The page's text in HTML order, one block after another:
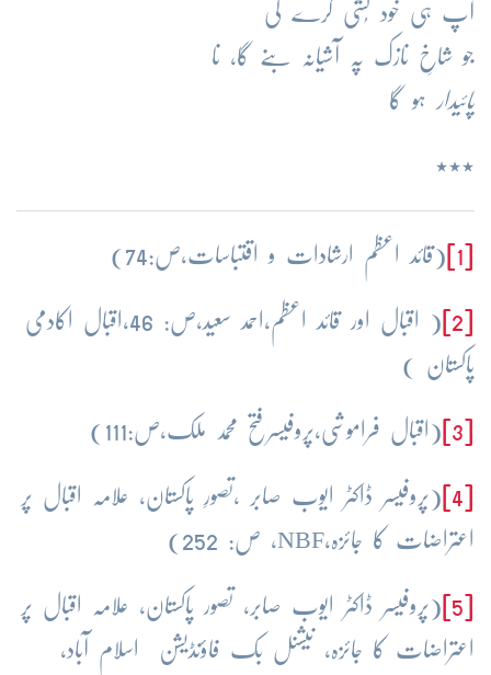
آپ ہی خود کُشی کرے گی
جو شاخِ نازک پہ آشیانہ بنے گا، نا
پائیدار ہو گا
٭٭٭
(قائد اعظم ارشادات و اقتباسات،ص:74)
( اقبال اور قائد اعظم،احمد سعید،ص: 46،اقبال اکادمی
پاکستان )
(اقبال فراموشی،پروفیسرفتح محمد ملک،ص:111)
(پروفیسر ڈاکٹر ایوب صابر ،تصورِ پاکستان، علامہ اقبال پر
اعتراضات کا جائزہ،NBF، ص: 252)
(پروفیسر ڈاکٹر ایوب صابر، تصور پاکستان، علامہ اقبال پر
اعتراضات کا جائزہ، نیشنل بک فاؤنڈیشن اسلام آباد،